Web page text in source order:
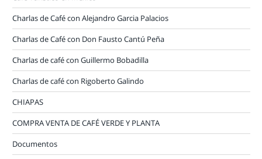
Charlas de Café con Alejandro Garcia Palacios
Charlas de Café con Don Fausto Cantú Peña
Charlas de café con Guillermo Bobadilla
Charlas de café con Rigoberto Galindo
CHIAPAS
COMPRA VENTA DE CAFÉ VERDE Y PLANTA
Documentos